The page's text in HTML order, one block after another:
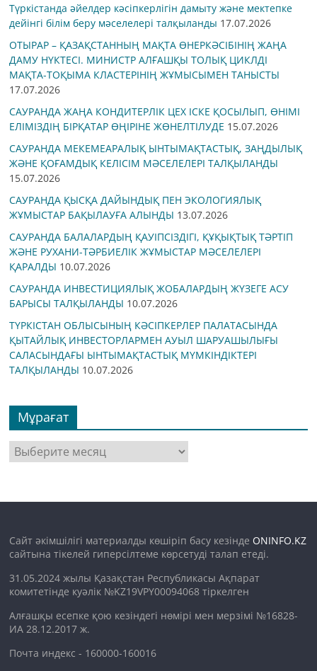
Түркістанда әйелдер кәсіпкерлігін дамыту және мектепке
дейінгі білім беру мәселелері талқыланды 17.07.2026
ОТЫРАР – ҚАЗАҚСТАННЫҢ МАҚТА ӨНЕРКӘСІБІНІҢ ЖАҢА
ДАМУ НҮКТЕСІ. МИНИСТР АЛҒАШҚЫ ТОЛЫҚ ЦИКЛДІ
МАҚТА-ТОҚЫМА КЛАСТЕРІНІҢ ЖҰМЫСЫМЕН ТАНЫСТЫ
17.07.2026
САУРАНДА ЖАҢА КОНДИТЕРЛІК ЦЕХ ІСКЕ ҚОСЫЛЫП, ӨНІМІ
ЕЛІМІЗДІҢ БІРҚАТАР ӨҢІРІНЕ ЖӨНЕЛТІЛУДЕ 15.07.2026
САУРАНДА МЕКЕМЕАРАЛЫҚ ЫНТЫМАҚТАСТЫҚ, ЗАҢДЫЛЫҚ
ЖӘНЕ ҚОҒАМДЫҚ КЕЛІСІМ МӘСЕЛЕЛЕРІ ТАЛҚЫЛАНДЫ
15.07.2026
САУРАНДА ҚЫСҚА ДАЙЫНДЫҚ ПЕН ЭКОЛОГИЯЛЫҚ
ЖҰМЫСТАР БАҚЫЛАУҒА АЛЫНДЫ 13.07.2026
САУРАНДА БАЛАЛАРДЫҢ ҚАУІПСІЗДІГІ, ҚҰҚЫҚТЫҚ ТӘРТІП
ЖӘНЕ РУХАНИ-ТӘРБИЕЛІК ЖҰМЫСТАР МӘСЕЛЕЛЕРІ
ҚАРАЛДЫ 10.07.2026
САУРАНДА ИНВЕСТИЦИЯЛЫҚ ЖОБАЛАРДЫҢ ЖҮЗЕГЕ АСУ
БАРЫСЫ ТАЛҚЫЛАНДЫ 10.07.2026
ТҮРКІСТАН ОБЛЫСЫНЫҢ КӘСІПКЕРЛЕР ПАЛАТАСЫНДА
ҚЫТАЙЛЫҚ ИНВЕСТОРЛАРМЕН АУЫЛ ШАРУАШЫЛЫҒЫ
САЛАСЫНДАҒЫ ЫНТЫМАҚТАСТЫҚ МҮМКІНДІКТЕРІ
ТАЛҚЫЛАНДЫ 10.07.2026
Мұрағат
Мұрағат
Сайт әкімшілігі материалды көшіріп басу кезінде ONINFO.KZ
сайтына тікелей гиперсілтеме көрсетуді талап етеді.
31.05.2024 жылы Қазақстан Республикасы Ақпарат
комитетінде куәлік №KZ19VPY00094068 тіркелген
Алғашқы есепке қою кезіндегі нөмірі мен мерзімі №16828-
ИА 28.12.2017 ж.
Почта индекс - 160000-160016